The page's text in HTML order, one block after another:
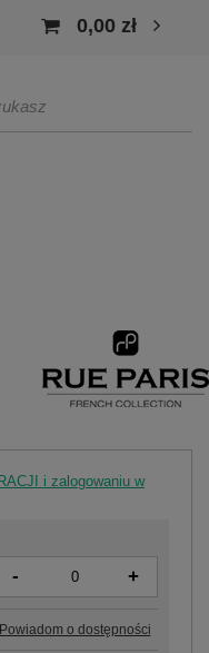
0,00 zł
i zalogowaniu w
- +
Powiadom o dostępności